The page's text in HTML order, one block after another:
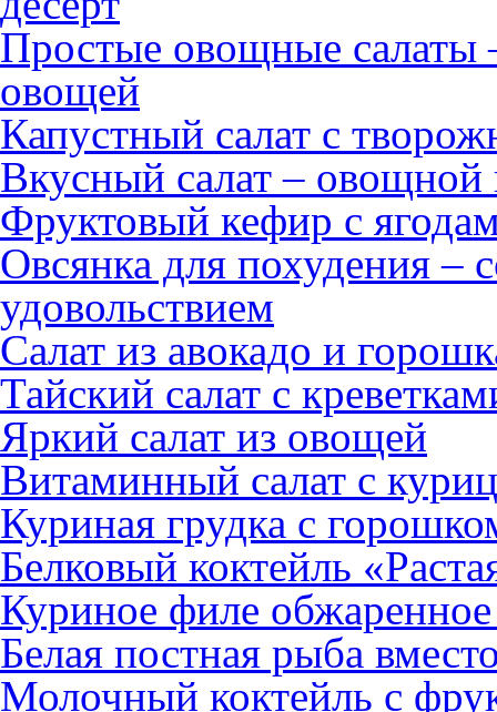
Простые овощные салаты
овощей
Капустный салат с
Вкусный салат – овощной
Фруктовый кефир с
Овсянка для похудения –
удовольствием
Салат из авокадо и
Тайский салат с
Яркий салат из овощей
Витаминный салат с
Куриная грудка с
Белковый коктейль
Куриное филе
Белая постная рыба
Молочный коктейль с